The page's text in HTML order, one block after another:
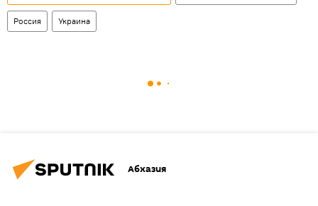
Россия Украина
Абхазия